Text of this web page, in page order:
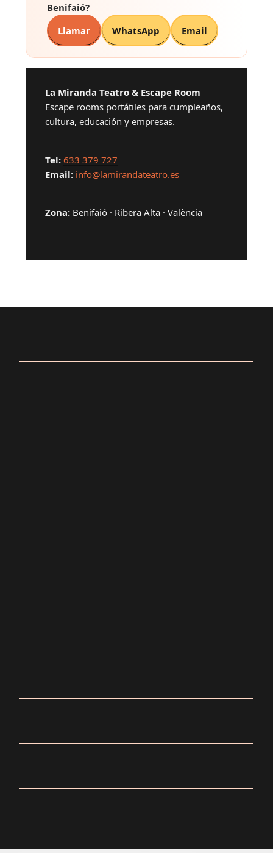
Benifaió?
Llamar
WhatsApp Email
La Miranda Teatro & Escape Room
Escape rooms portátiles para cumpleaños,
cultura, educación y empresas.
Tel: 633 379 727
Email: info@lamirandateatro.es
Zona: Benifaió · Ribera Alta · València